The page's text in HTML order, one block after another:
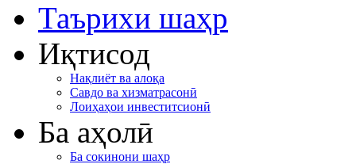
Таърихи шаҳр
Иқтисод
Нақлиёт ва алоқа
Савдо ва хизматрасонӣ
Лоиҳаҳои инвеститсионӣ
Ба аҳолӣ
Ба сокинони шаҳр